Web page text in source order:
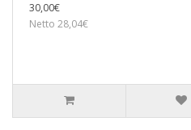
30,00€
Netto 28,04€